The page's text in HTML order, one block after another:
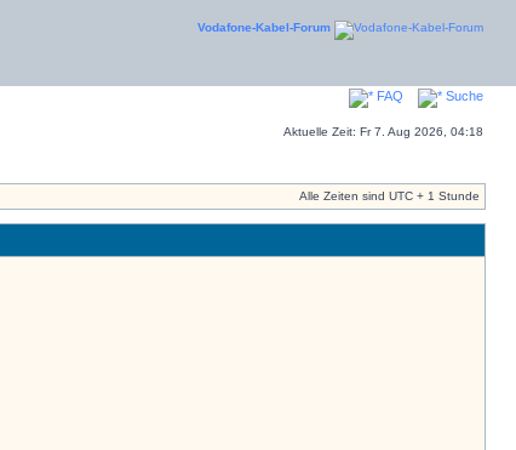
Vodafone-Kabel-Forum
FAQ Suche
Aktuelle Zeit: Fr 7. Aug 2026, 04:18
Alle Zeiten sind UTC + 1 Stunde